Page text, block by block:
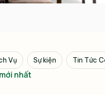
Vụ Sự kiện
Tin Tức